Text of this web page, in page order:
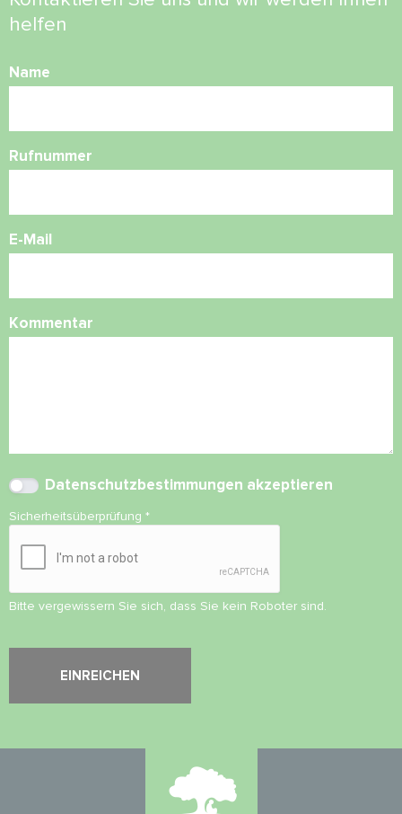
helfen
Name
Rufnummer
E-Mail
Kommentar
Datenschutzbestimmungen akzeptieren
Sicherheitsüberprüfung *
Bitte vergewissern Sie sich, dass Sie kein Roboter sind.